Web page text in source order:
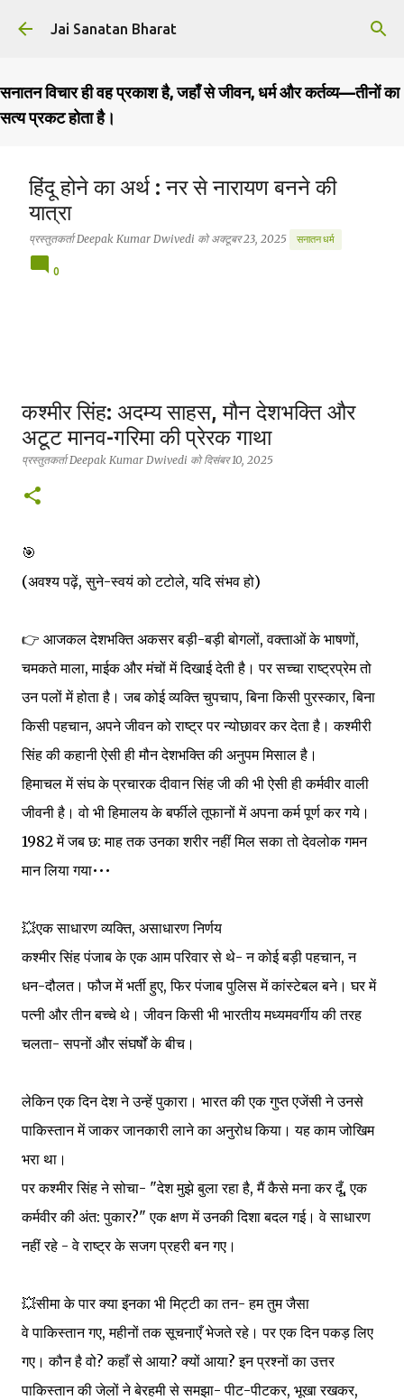
सीधे मुख्य सामग्री पर जाएं
Jai Sanatan Bharat
सनातन विचार ही वह प्रकाश है, जहाँ से जीवन, धर्म और कर्तव्य—तीनों का
सत्य प्रकट होता है।
हिंदू होने का अर्थ : नर से नारायण बनने की
यात्रा
प्रस्तुतकर्ताDeepak Kumar Dwivedi कोअक्टूबर 23, 2025 सनातन धर्म
0
कश्मीर सिंह: अदम्य साहस, मौन देशभक्ति और
अटूट मानव-गरिमा की प्रेरक गाथा
प्रस्तुतकर्ताDeepak Kumar Dwivedi कोदिसंबर 10, 2025
🎯
(अवश्य पढ़ें, सुने-स्वयं को टटोले, यदि संभव हो)
👉 आजकल देशभक्ति अकसर बड़ी-बड़ी बोगलों, वक्ताओं के भाषणों,
चमकते माला, माईक और मंचों में दिखाई देती है। पर सच्चा राष्ट्रप्रेम तो
उन पलों में होता है। जब कोई व्यक्ति चुपचाप, बिना किसी पुरस्कार, बिना
किसी पहचान, अपने जीवन को राष्ट्र पर न्योछावर कर देता है। कश्मीरी
सिंह की कहानी ऐसी ही मौन देशभक्ति की अनुपम मिसाल है।
हिमाचल में संघ के प्रचारक दीवान सिंह जी की भी ऐसी ही कर्मवीर वाली
जीवनी है। वो भी हिमालय के बर्फीले तूफानों में अपना कर्म पूर्ण कर गये।
1982 में जब छ: माह तक उनका शरीर नहीं मिल सका तो देवलोक गमन
मान लिया गया•••
💥एक साधारण व्यक्ति, असाधारण निर्णय
कश्मीर सिंह पंजाब के एक आम परिवार से थे- न कोई बड़ी पहचान, न
धन-दौलत। फौज में भर्ती हुए, फिर पंजाब पुलिस में कांस्टेबल बने। घर में
पत्नी और तीन बच्चे थे। जीवन किसी भी भारतीय मध्यमवर्गीय की तरह
चलता- सपनों और संघर्षों के बीच।
लेकिन एक दिन देश ने उन्हें पुकारा। भारत की एक गुप्त एजेंसी ने उनसे
पाकिस्तान में जाकर जानकारी लाने का अनुरोध किया। यह काम जोखिम
भरा था।
पर कश्मीर सिंह ने सोचा- "देश मुझे बुला रहा है, मैं कैसे मना कर दूँ, एक
कर्मवीर की अंत: पुकार?" एक क्षण में उनकी दिशा बदल गई। वे साधारण
नहीं रहे - वे राष्ट्र के सजग प्रहरी बन गए।
💥सीमा के पार क्या इनका भी मिट्टी का तन- हम तुम जैसा
वे पाकिस्तान गए, महीनों तक सूचनाएँ भेजते रहे। पर एक दिन पकड़ लिए
गए। कौन है वो? कहाँ से आया? क्यों आया? इन प्रश्नों का उत्तर
पाकिस्तान की जेलों ने बेरहमी से समझा- पीट-पीटकर, भूखा रखकर,